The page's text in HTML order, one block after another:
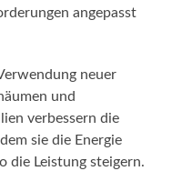
angepasst
neuer
und
verbessern die
sie die Energie
die Leistung steigern.